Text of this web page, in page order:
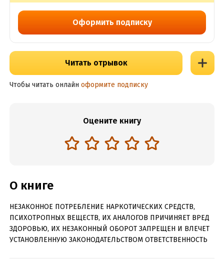
Оформить подписку
Читать отрывок
Чтобы читать онлайн оформите подписку
Оцените книгу
О книге
НЕЗАКОННОЕ ПОТРЕБЛЕНИЕ НАРКОТИЧЕСКИХ СРЕДСТВ,
ПСИХОТРОПНЫХ ВЕЩЕСТВ, ИХ АНАЛОГОВ ПРИЧИНЯЕТ ВРЕД
ЗДОРОВЬЮ, ИХ НЕЗАКОННЫЙ ОБОРОТ ЗАПРЕЩЕН И ВЛЕЧЕТ
УСТАНОВЛЕННУЮ ЗАКОНОДАТЕЛЬСТВОМ ОТВЕТСТВЕННОСТЬ